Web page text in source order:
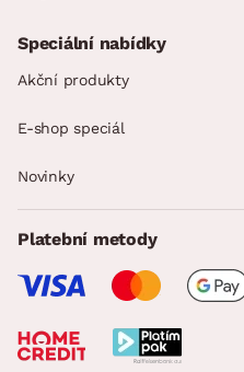
Speciální nabídky
Akční produkty
E-shop speciál
Novinky
Platební metody